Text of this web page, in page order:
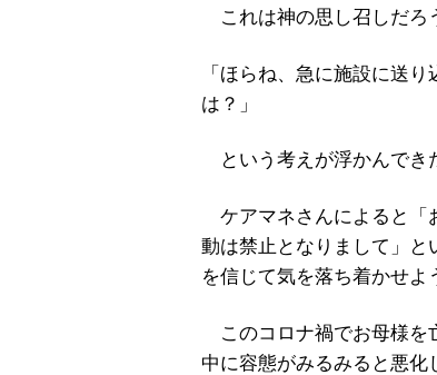
これは神の思し召しだろ
「ほらね、急に施設に送
は？」
という考えが浮かんでき
ケアマネさんによると「
動は禁止となりまして」と
を信じて気を落ち着かせよ
このコロナ禍でお母様を
中に容態がみるみると悪化